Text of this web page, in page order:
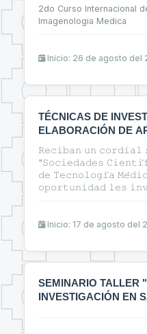
2do Curso Internacional
Imagenologia Medica
Inicio: 26 de agosto del
TÉCNICAS DE
ELABORACIÓN DE
EN EL ÁREA DE LA
𝚁𝚎𝚌𝚒𝚋𝚊𝚗 𝚞𝚗 𝚌𝚘𝚛𝚍𝚒𝚊𝚕
"𝚂𝚘𝚌𝚒𝚎𝚍𝚊𝚍𝚎𝚜
𝚍𝚎 𝚃𝚎𝚌𝚗𝚘𝚕𝚘𝚐𝚒́𝚊
𝚘𝚙𝚘𝚛𝚝𝚞𝚗𝚒𝚍𝚊𝚍 𝚕𝚎𝚜
ᴇʟᴀʙᴏʀᴀᴄɪᴏ́ɴ ᴅᴇ ᴀʀᴛɪ́ᴄᴜʟᴏs
sᴀʟᴜᴅ"🔰
Inicio: 17 de agosto del
SEMINARIO TALLER
INVESTIGACIÓN EN